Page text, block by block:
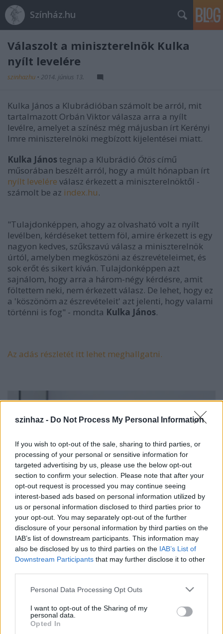
szinhaz - Do Not Process My Personal Information
If you wish to opt-out of the sale, sharing to third parties, or
processing of your personal or sensitive information for
targeted advertising by us, please use the below opt-out
section to confirm your selection. Please note that after your
opt-out request is processed you may continue seeing
interest-based ads based on personal information utilized by
us or personal information disclosed to third parties prior to
your opt-out. You may separately opt-out of the further
disclosure of your personal information by third parties on the
IAB’s list of downstream participants. This information may
also be disclosed by us to third parties on the IAB’s List of
Downstream Participants that may further disclose it to other
Please note that this website/app uses one or more Google
not limited to your visit or usage behaviour. You may click to
grant or deny consent to Google and its third-party tags to
use your data for below specified purposes in below Google
Personal Data Processing Opt Outs
I want to opt-out of the Sharing of my
personal data.
Opted In
Színház.hu
Válaszolt a miniszterelnök Kulka
nyílt levelére
szinhazhu • 2014. június 13.
Kulka János a Klubrádióban számolt be arról, mit
tartalmazott Orbán Viktor válasza arra a nyílt
levélre, amelyet a színész még májusban írt Kerényi
Imre miniszterelnöki megbízott kijelentései miatt.
Kulka János tegnap a Klubrádió Ötös című
műsorában beszélt arról, hogy a múlt hónapban írt
nyílt levelére válasz érkezett a miniszterelnöktől -
számolt be az index.hu.
"Tulajdonképpen, ahogy az olvasható volt a nyílt
levélben, kérdéseket tettem föl, amire érkezett is egy
nagyon kedves, szűkszavú válasz a miniszterelnök
úrtól, amelyben megköszöni az észrevételeimet, és
sok erőt és sikert kíván. Tulajdonképpen azt
sajnálom, hogy arra a három-négy kérdésre, amit
föltettem neki, nem érkezett válasz. De lehet, hogy ez
a 'köszönöm az észrevételeit' azt jelenti, hogy valami
történni is fog" - mondta Kulka János.
Az adás részletét itt lehet meghallgatni.
Fotó: Pályi Zsófia, origo.hu
Kulka Jánosnyílt levelében az alábbi kérdéseket
tette fel a kormányfőnek: meddig mehet el az Ön
megbélyegzésében? Mennyiben ért egyet
kijelentéseivel? Milyen lépéseket tervez annak